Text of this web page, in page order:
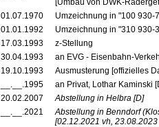
[Umbau von DWK-
01.07.1970
Umzeichnung in "100 930-
01.01.1992
Umzeichnung in "310 930-
17.03.1993
z-Stellung
30.04.1993
an EVG - Eisenbahn-
19.10.1993
Ausmusterung [offizielles
__.__.1995
an Privat, Lothar Kaminski
20.02.2007
Abstellung in Helbra [D]
__.__.2021
Abstellung in Benndorf
[02.12.2021 vh, 23.08.2023